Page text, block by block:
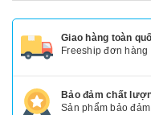
Giao hàng toàn
Freeship đơn
Bảo đảm chất
Sản phẩm bảo